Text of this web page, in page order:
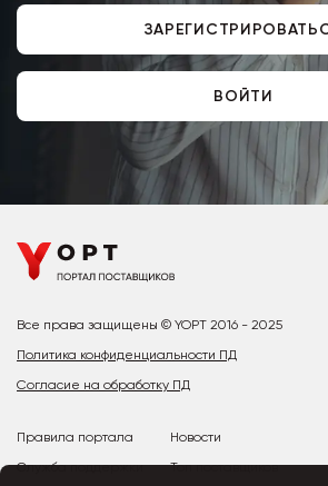
ВОЙТИ
Все права защищены © YOPT 2016 - 2025
Политика конфиденциальности ПД
Согласие на обработку ПД
Правила портала
Служба поддержки
Новости
Топ поставщиков